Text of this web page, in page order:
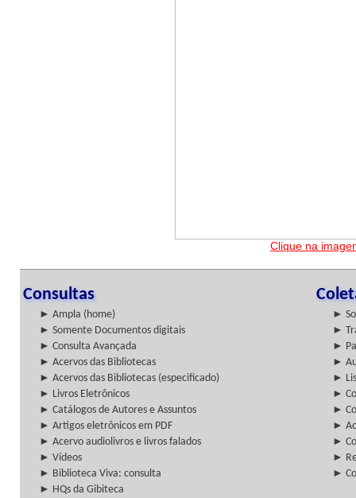
Clique na
Consultas
► Ampla (home)
►
► Somente Documentos digitais
►
► Consulta Avançada
►
► Acervos das Bibliotecas
►
► Acervos das Bibliotecas (especificado)
►
► Livros Eletrônicos
►
► Catálogos de Autores e Assuntos
►
► Artigos eletrônicos em PDF
►
► Acervo audiolivros e livros falados
►
► Vídeos
►
► Biblioteca Viva: consulta
►
► HQs da Gibiteca